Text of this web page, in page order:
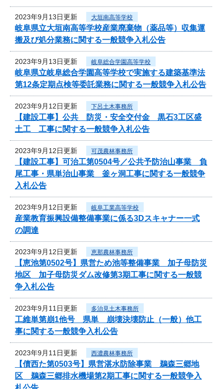
2023年9月13日更新 大垣南高等学校
岐阜県立大垣南高等学校産業廃棄物（薬品等）収集運
搬及び処分業務に関する一般競争入札公告
2023年9月13日更新 岐阜総合学園高等学校
岐阜県立岐阜総合学園高等学校で実施する建築基準法
第12条定期点検等委託業務に関する一般競争入札公告
2023年9月12日更新 下呂土木事務所
【建設工事】公共 防災・安全交付金 黒石3工区盛
土工 工事に関する一般競争入札公告
2023年9月12日更新 可茂農林事務所
【建設工事】可治工第0504号／公共予防治山事業 負
尾工事・県単治山事業 釜ヶ洞工事に関する一般競争
入札公告
2023年9月12日更新 岐阜工業高等学校
産業教育振興設備整備事業に係る3Dスキャナー一式
の調達
2023年9月12日更新 恵那農林事務所
【恵池第0502号】県営ため池等整備事業 加子母防災
地区 加子母防災ダム改修第3期工事に関する一般競
争入札公告
2023年9月11日更新 多治見土木事務所
工維単第崩1他号 県単 崩壊決壊防止（一般）他工
事に関する一般競争入札公告
2023年9月11日更新 西濃農林事務所
【債西た第0503号】県営湛水防除事業 鵜森三郷地
区 鵜森三郷排水機場第2期工事に関する一般競争入